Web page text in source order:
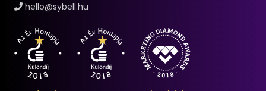
hello@sybell.hu